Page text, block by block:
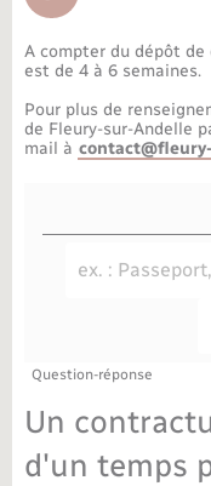
Parrainage civil
Recensement
Petite enfance
Info jeunes
Associations
Bibliothèques
Sport
Bornes de
Travaux -
public
Publications
Agenda
La Communauté
A compter du dépôt
est de 4 à 6 semaines.
Pour plus de
de Fleury-sur-Andelle
mail à
Question-réponse
Un
d'un temps